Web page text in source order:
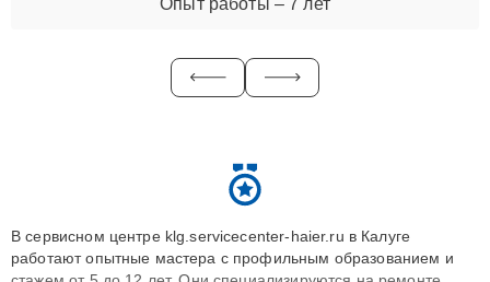
В сервисном центре klg.servicecenter-haier.ru в Калуге
работают опытные мастера с профильным образованием и